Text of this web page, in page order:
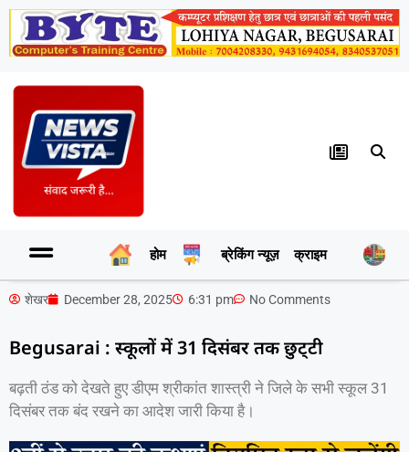
होम ब्रेकिंग न्यूज़ क्राइम
शेखर December 28, 2025 6:31 pm No Comments
Begusarai : स्कूलों में 31 दिसंबर तक छुट्‌टी
बढ़ती ठंड को देखते हुए डीएम श्रीकांत शास्त्री ने जिले के सभी स्कूल 31
दिसंबर तक बंद रखने का आदेश जारी किया है।